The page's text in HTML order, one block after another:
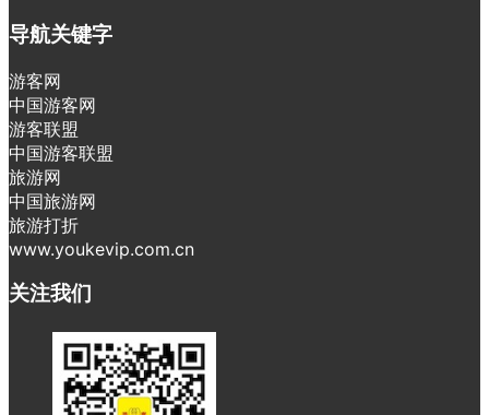
导航关键字
游客网
中国游客网
游客联盟
中国游客联盟
旅游网
中国旅游网
旅游打折
www.youkevip.com.cn
关注我们